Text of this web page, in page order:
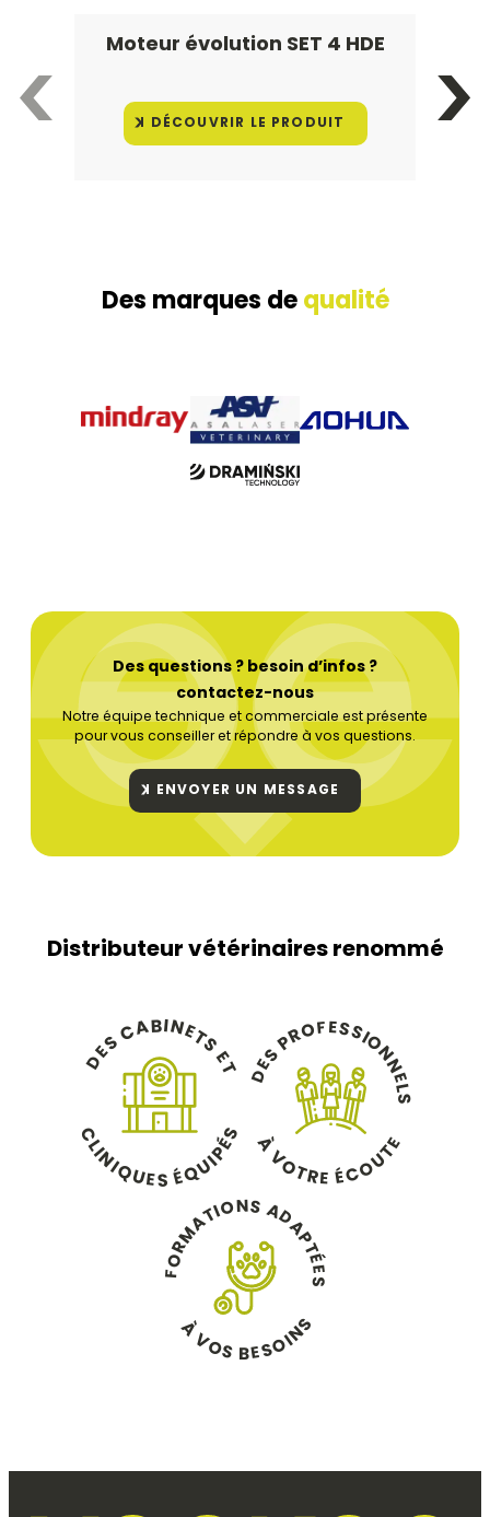
Moteur évolution SET 4 HDE
DÉCOUVRIR LE PRODUIT
Des marques de qualité
Des questions ? besoin d’infos ?
contactez-nous
Notre équipe technique et commerciale est présente
pour vous conseiller et répondre à vos questions.
ENVOYER UN MESSAGE
Distributeur vétérinaires renommé
D
ESCABINETS
E
T
C
L
I
NIQUES ÉQU
I
P
É
S
D
E
S
PROF ESSION
N
E
L
S
À
VOTRE ÉCOUT
E
F
O
R
M
ATIONS ADAP
T
É
E
S
À
VOS BESOI
N
S